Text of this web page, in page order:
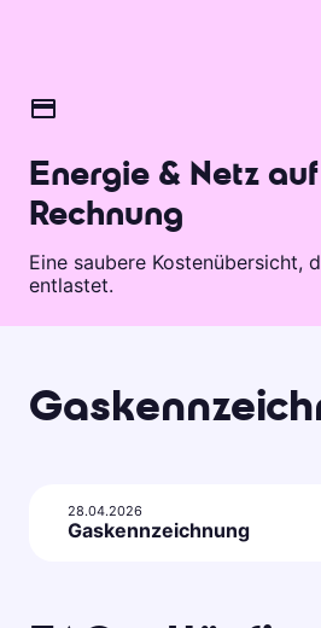
Energie & Netz
Rechnung
Eine saubere Kostenübersicht,
entlastet.
28.04.2026
Gaskennzeichnung